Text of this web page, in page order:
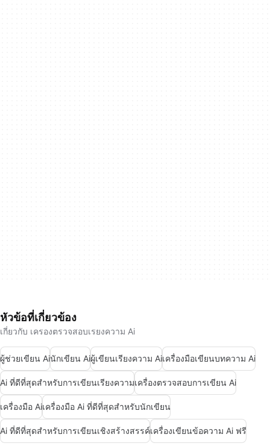
หัวข้อที่เกี่ยวข้อง
เกี่ยวกับ เครองตรวจสอบเรยงความ Ai
ผู้ช่วยเขียน Aiนักเขียน Aiผู้เขียนเรียงความ Aiเครื่องมือเขียนบทความ Ai
Ai ที่ดีที่สุดสำหรับการเขียนเรียงความเครื่องตรวจสอบการเขียน Ai
เครื่องมือ Aiเครื่องมือ Ai ที่ดีที่สุดสำหรับนักเขียน
Ai ที่ดีที่สุดสำหรับการเขียนเชิงสร้างสรรค์เครื่องเขียนข้อความ Ai ฟรี